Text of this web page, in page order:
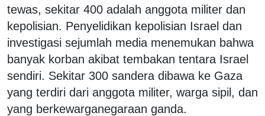
tewas, sekitar 400 adalah anggota militer dan
kepolisian. Penyelidikan kepolisian Israel dan
investigasi sejumlah media menemukan bahwa
banyak korban akibat tembakan tentara Israel
sendiri. Sekitar 300 sandera dibawa ke Gaza
yang terdiri dari anggota militer, warga sipil, dan
yang berkewarganegaraan ganda.